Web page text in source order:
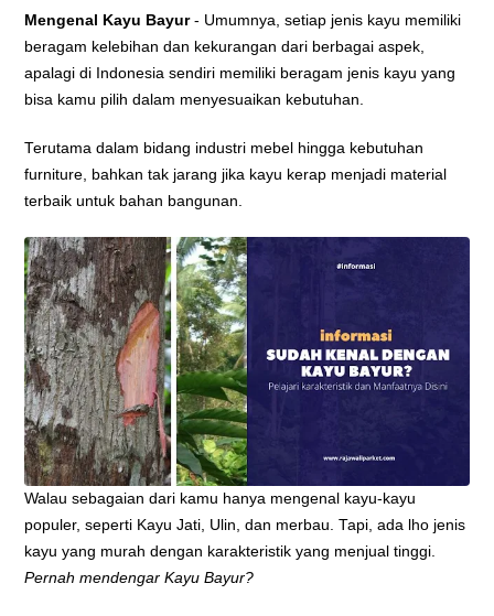
Mengenal Kayu Bayur- Umumnya, setiap jenis kayu memiliki
beragam kelebihan dan kekurangan dari berbagai aspek,
apalagi di Indonesia sendiri memiliki beragam jenis kayu yang
bisa kamu pilih dalam menyesuaikan kebutuhan.
Terutama dalam bidang industri mebel hingga kebutuhan
furniture, bahkan tak jarang jika kayu kerap menjadi material
terbaik untuk bahan bangunan.
Walau sebagaian dari kamu hanya mengenal kayu-kayu
populer, seperti Kayu Jati, Ulin, dan merbau. Tapi, ada lho jenis
kayu yang murah dengan karakteristik yang menjual tinggi.
Pernah mendengar Kayu Bayur?